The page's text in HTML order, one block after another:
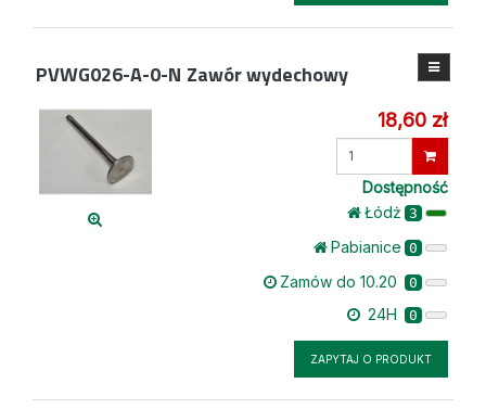
PVWG026-A-0-N Zawór wydechowy
18,60 zł
Wprowadź
Dostępność
Łódż 3
Pabianice 0
Zamów do 10.20 0
24H 0
ZAPYTAJ O PRODUKT